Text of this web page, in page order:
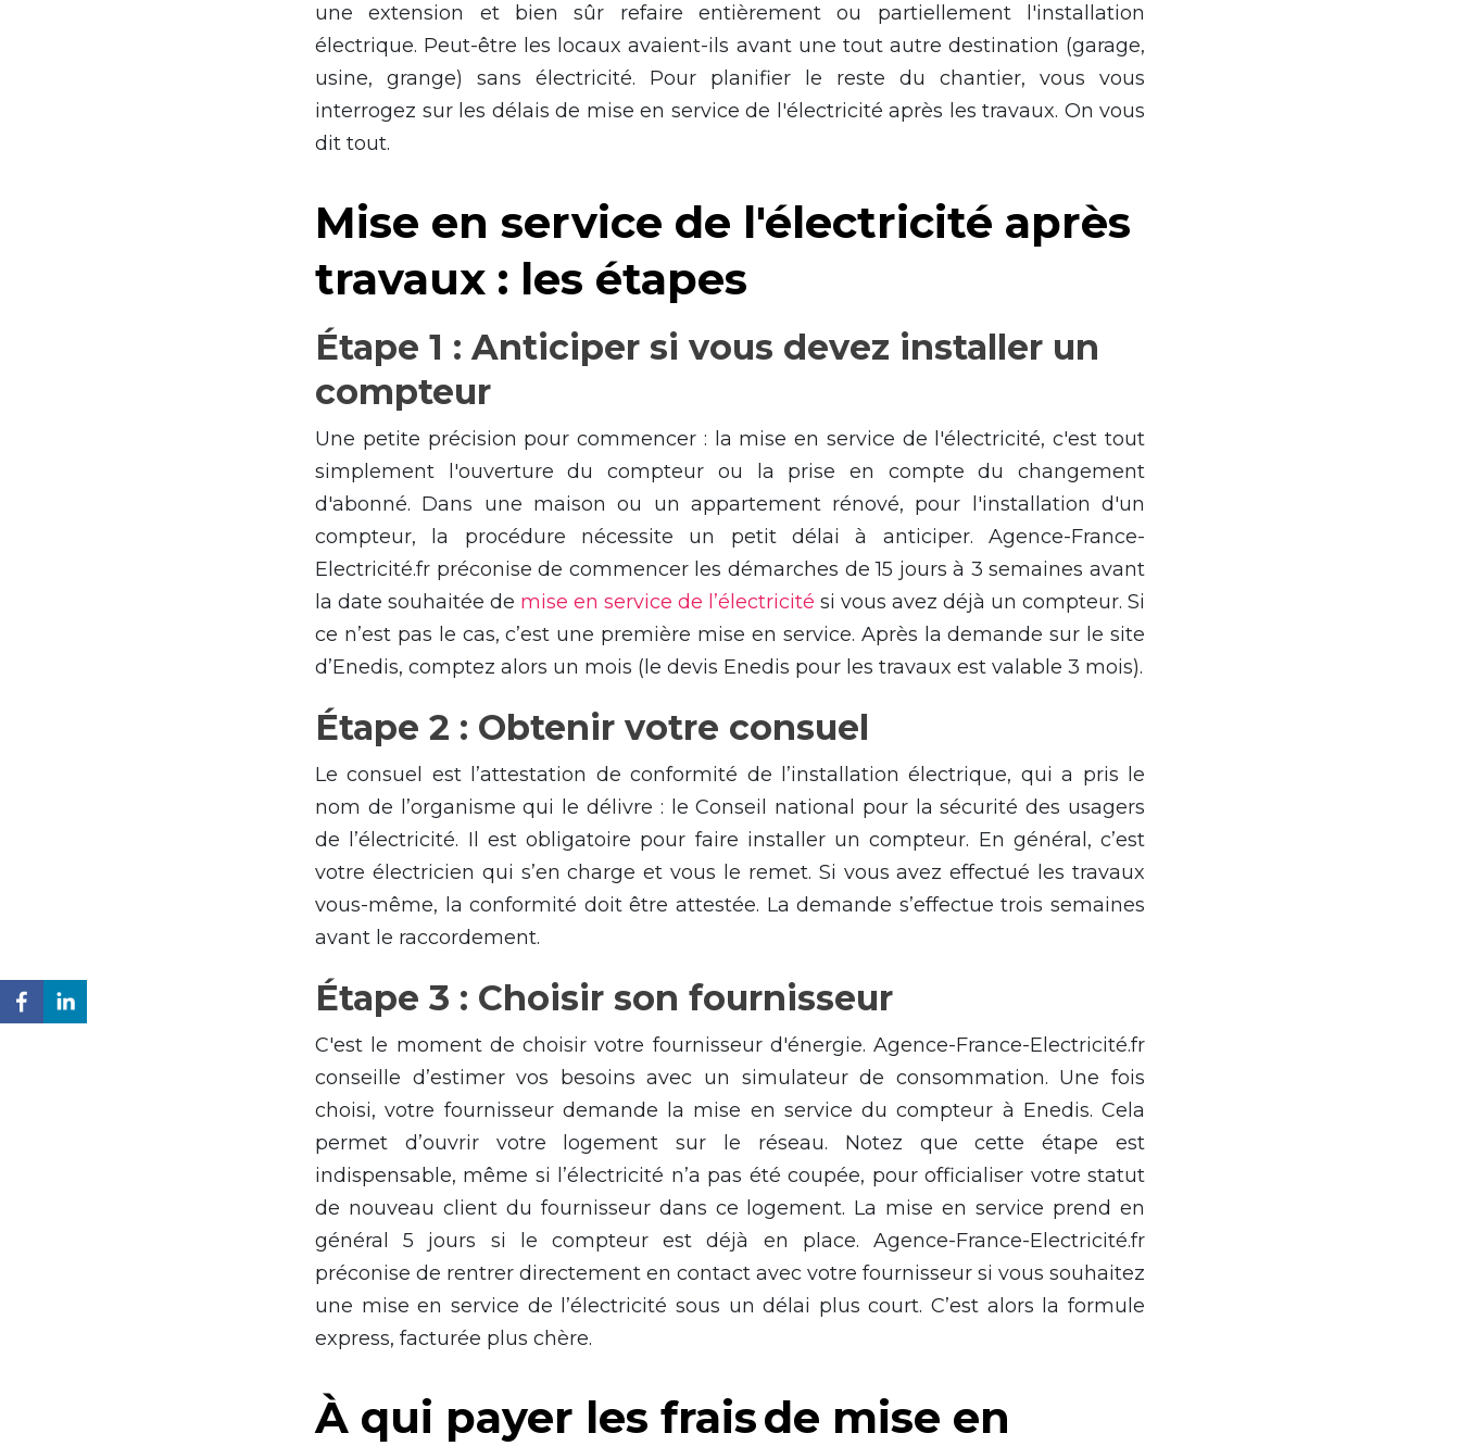
une extension et bien sûr refaire entièrement ou partiellement l'installation
électrique. Peut-être les locaux avaient-ils avant une tout autre destination (garage,
usine, grange) sans électricité. Pour planifier le reste du chantier, vous vous
interrogez sur les délais de mise en service de l'électricité après les travaux. On vous
dit tout.
Mise en service de l'électricité après
travaux : les étapes
Étape 1 : Anticiper si vous devez installer un
compteur
Une petite précision pour commencer : la mise en service de l'électricité, c'est tout
simplement l'ouverture du compteur ou la prise en compte du changement
d'abonné. Dans une maison ou un appartement rénové, pour l'installation d'un
compteur, la procédure nécessite un petit délai à anticiper. Agence-France-
Electricité.fr préconise de commencer les démarches de 15 jours à 3 semaines avant
la date souhaitée de mise en service de l’électricité si vous avez déjà un compteur. Si
ce n’est pas le cas, c’est une première mise en service. Après la demande sur le site
d’Enedis, comptez alors un mois (le devis Enedis pour les travaux est valable 3 mois).
Étape 2 : Obtenir votre consuel
Le consuel est l’attestation de conformité de l’installation électrique, qui a pris le
nom de l’organisme qui le délivre : le Conseil national pour la sécurité des usagers
de l’électricité. Il est obligatoire pour faire installer un compteur. En général, c’est
votre électricien qui s’en charge et vous le remet. Si vous avez effectué les travaux
vous-même, la conformité doit être attestée. La demande s’effectue trois semaines
avant le raccordement.
Étape 3 : Choisir son fournisseur
C'est le moment de choisir votre fournisseur d'énergie. Agence-France-Electricité.fr
conseille d’estimer vos besoins avec un simulateur de consommation. Une fois
choisi, votre fournisseur demande la mise en service du compteur à Enedis. Cela
permet d’ouvrir votre logement sur le réseau. Notez que cette étape est
indispensable, même si l’électricité n’a pas été coupée, pour officialiser votre statut
de nouveau client du fournisseur dans ce logement. La mise en service prend en
général 5 jours si le compteur est déjà en place. Agence-France-Electricité.fr
préconise de rentrer directement en contact avec votre fournisseur si vous souhaitez
une mise en service de l’électricité sous un délai plus court. C’est alors la formule
express, facturée plus chère.
À qui payer les frais de mise en